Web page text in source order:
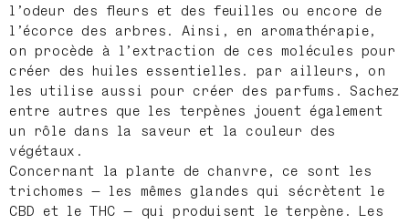
l’odeur des fleurs et des feuilles ou encore de
l’écorce des arbres. Ainsi, en aromathérapie,
on procède à l’extraction de ces molécules pour
créer des huiles essentielles. par ailleurs, on
les utilise aussi pour créer des parfums. Sachez
entre autres que les terpènes jouent également
un rôle dans la saveur et la couleur des
végétaux.
Concernant la plante de chanvre, ce sont les
trichomes — les mêmes glandes qui sécrètent le
CBD et le THC — qui produisent le terpène. Les